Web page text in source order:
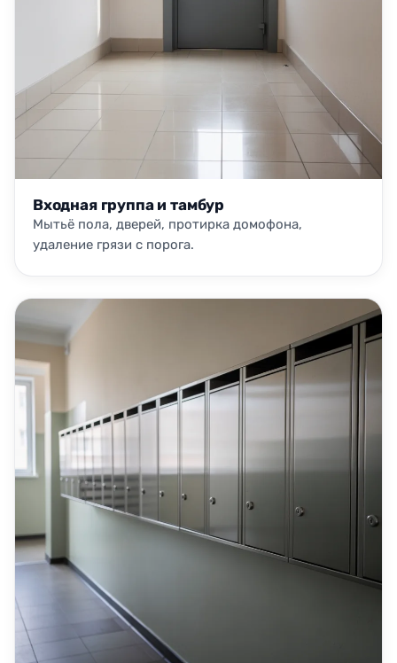
Входная группа и тамбур
Мытьё пола, дверей, протирка домофона,
удаление грязи с порога.